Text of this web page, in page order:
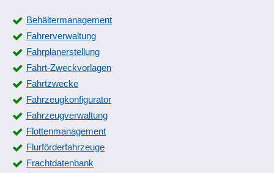
Behältermanagement
Fahrerverwaltung
Fahrplanerstellung
Fahrt-Zweckvorlagen
Fahrtzwecke
Fahrzeugkonfigurator
Fahrzeugverwaltung
Flottenmanagement
Flurförderfahrzeuge
Frachtdatenbank